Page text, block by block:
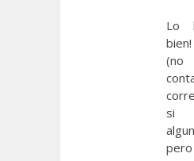
Lo
bien!
si